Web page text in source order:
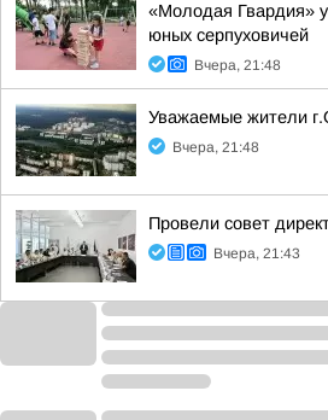
«Молодая Гвардия»
юных серпуховичей
Вчера, 21:48
Уважаемые жители
Вчера, 21:48
Провели совет
Вчера, 21:43